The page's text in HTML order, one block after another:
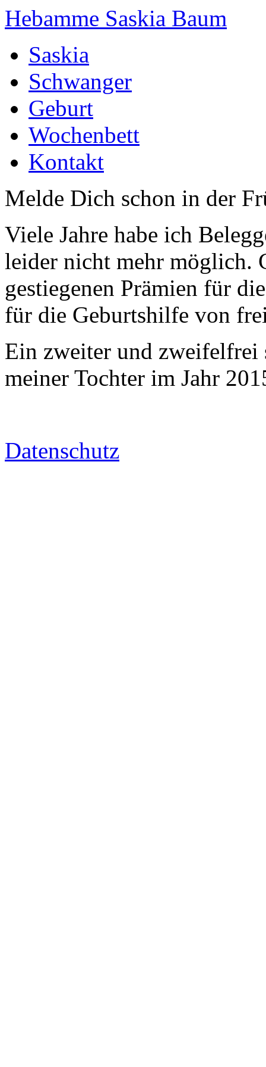
Hebamme Saskia Baum
Saskia
Schwanger
Geburt
Wochenbett
Kontakt
Melde Dich schon in der
Viele Jahre habe ich
leider nicht mehr möglich.
gestiegenen Prämien für
für die Geburtshilfe von
Ein zweiter und zweifelfrei
meiner Tochter im Jahr
Datenschutz